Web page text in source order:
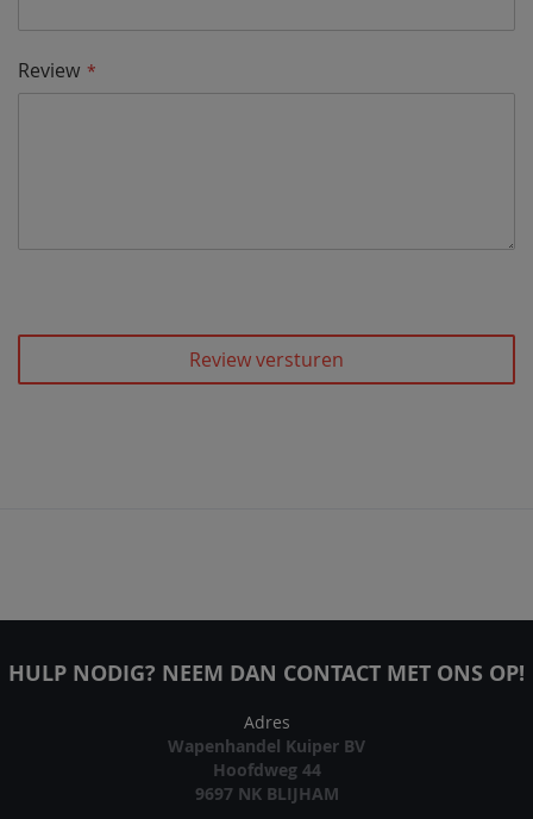
Review
Review versturen
HULP NODIG? NEEM DAN CONTACT MET ONS OP!
Adres
Wapenhandel Kuiper BV
Hoofdweg 44
9697 NK BLIJHAM